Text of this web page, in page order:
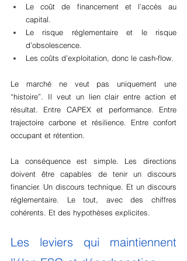
Le coût de financement et l’accès au
capital.
Le risque réglementaire et le risque
d’obsolescence.
Les coûts d’exploitation, donc le cash-flow.
Le marché ne veut pas uniquement une
“histoire”. Il veut un lien clair entre action et
résultat. Entre CAPEX et performance. Entre
trajectoire carbone et résilience. Entre confort
occupant et rétention.
La conséquence est simple. Les directions
doivent être capables de tenir un discours
financier. Un discours technique. Et un discours
réglementaire. Le tout, avec des chiffres
cohérents. Et des hypothèses explicites.
Les leviers qui maintiennent